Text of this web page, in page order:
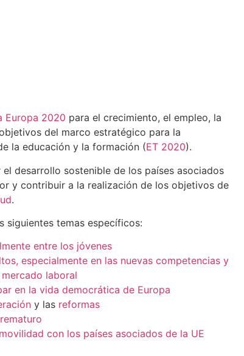
Europa 2020 para el crecimiento, el empleo, la
del marco estratégico para la
la educación y la formación (ET 2020).
desarrollo sostenible de los países asociados
y contribuir a la realización de los objetivos de
.
siguientes temas específicos:
entre los jóvenes
especialmente en las nuevas competencias y
laboral
en la vida democrática de Europa
y las reformas
con los países asociados de la UE